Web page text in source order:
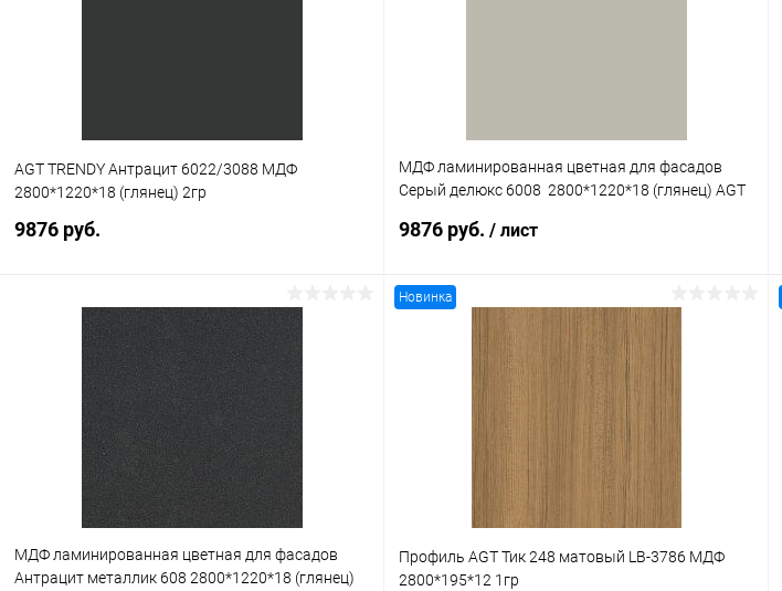
AGT TRENDY Антрацит 6022/3088 МДФ
2800*1220*18 (глянец) 2гр
9876 руб.
В корзину
Купить в 1 клик К сравнению
МДФ ламинированная цветная для фасадов
Серый делюкс 6008 2800*1220*18 (глянец) AGT
9876 руб. / лист
В корзину
Купить в 1 клик
МДФ ламинированная цветная для фасадов
Антрацит металлик 608 2800*1220*18 (глянец)
Новинка
Профиль AGT Тик 248 матовый LB-3786 МДФ
2800*195*12 1гр